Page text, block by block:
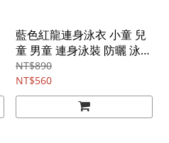
藍色紅龍連身泳衣 小童 兒
童 男童 連身泳裝 防曬 泳衣
海邊 玩水 游泳課 橘魔法 現
貨【BB9733】
NT$890
NT$560